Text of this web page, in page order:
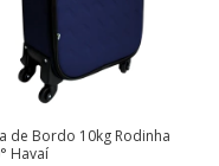
de Bordo 10kg Rodinha
Havaí